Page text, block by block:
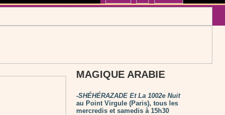
MAGIQUE ARABIE
-SHÉHÉRAZADE Et La 1002e Nuit
au Point Virgule (Paris), tous les
mercredis et samedis à 15h30